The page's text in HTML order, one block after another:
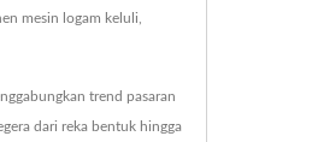
mesin logam keluli,
trend pasaran
dari reka bentuk hingga